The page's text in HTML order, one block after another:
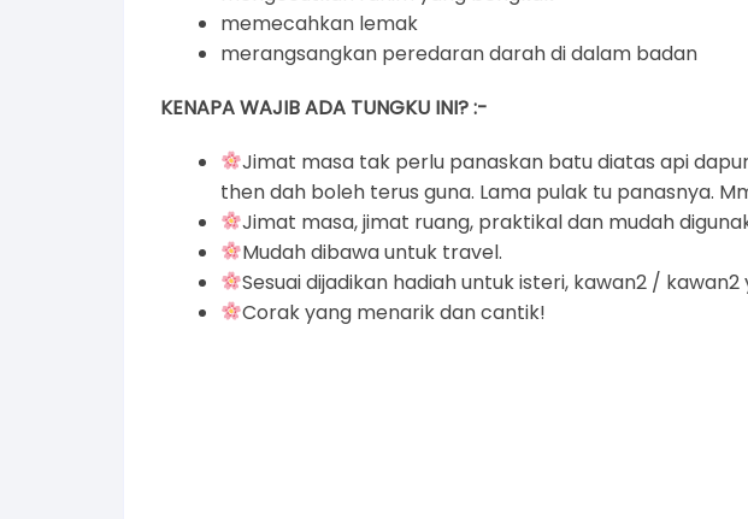
memecahkan lemak
merangsangkan peredaran darah di dalam badan
KENAPA WAJIB ADA TUNGKU INI? :-
Jimat masa tak perlu panaskan batu diatas api
then dah boleh terus guna. Lama pulak tu panasnya.
Jimat masa, jimat ruang, praktikal dan mudah
Mudah dibawa untuk travel.
Sesuai dijadikan hadiah untuk isteri, kawan2 /
Corak yang menarik dan cantik!